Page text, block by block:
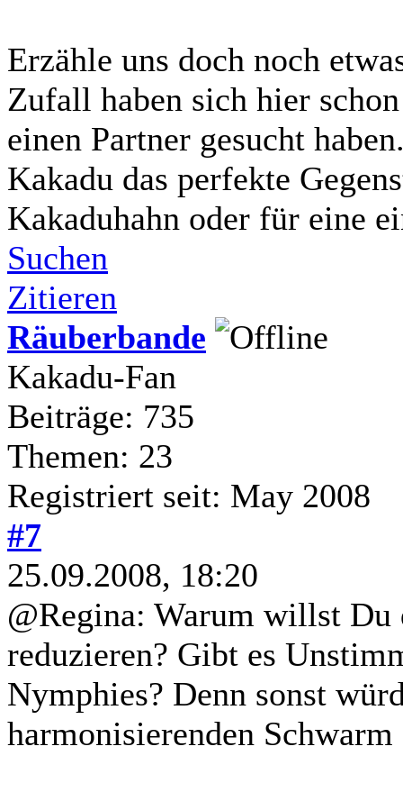
Erzähle uns doch noch
Zufall haben sich hier
einen Partner gesucht
Kakadu das perfekte
Kakaduhahn oder für eine
Suchen
Zitieren
Räuberbande
Kakadu-Fan
Beiträge: 735
Themen: 23
Registriert seit: May 2008
#7
25.09.2008, 18:20
@Regina: Warum willst Du
reduzieren? Gibt es
Nymphies? Denn sonst
harmonisierenden